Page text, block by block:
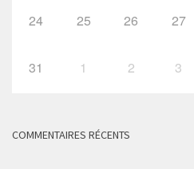
24 25 26 27
31 1 2 3
COMMENTAIRES RÉCENTS